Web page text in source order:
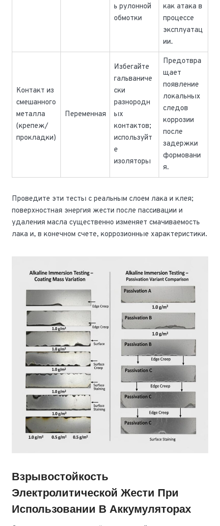
ь рулонной
обмотки
как атака в
процессе
эксплуатац
ии.
Контакт из
смешанного
металла
(крепеж/
прокладки)
Переменная
Избегайте
гальваниче
ски
разнородн
ых
контактов;
используйт
е
изоляторы
Предотвра
щает
появление
локальных
следов
коррозии
после
задержки
формовани
я.
Проведите эти тесты с реальным слоем лака и клея;
поверхностная энергия жести после пассивации и
удаления масла существенно изменяет смачиваемость
лака и, в конечном счете, коррозионные характеристики.
Взрывостойкость
Электролитической Жести При
Использовании В Аккумуляторах